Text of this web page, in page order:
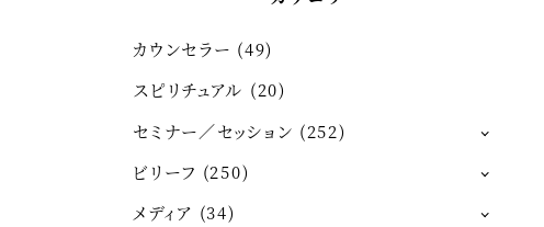
カウンセラー (49)
スピリチュアル (20)
セミナー／セッション (252)
ビリーフ (250)
メディア (34)